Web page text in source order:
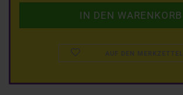
AUF DEN MERKZETTEL